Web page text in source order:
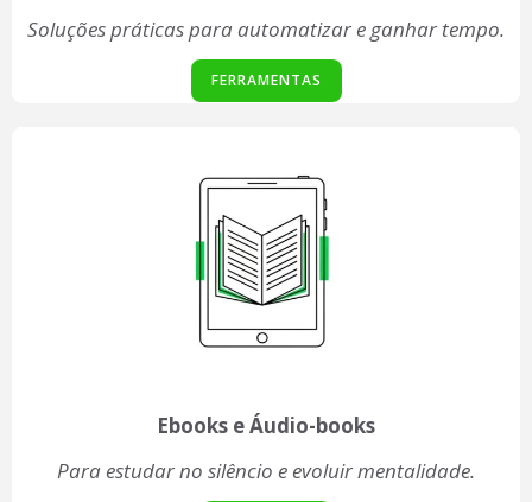
Soluções práticas para automatizar e ganhar tempo.
FERRAMENTAS
Ebooks e Áudio-books
Para estudar no silêncio e evoluir mentalidade.